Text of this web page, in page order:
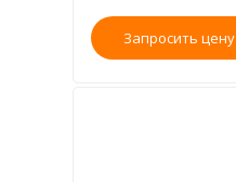
Запросить цену